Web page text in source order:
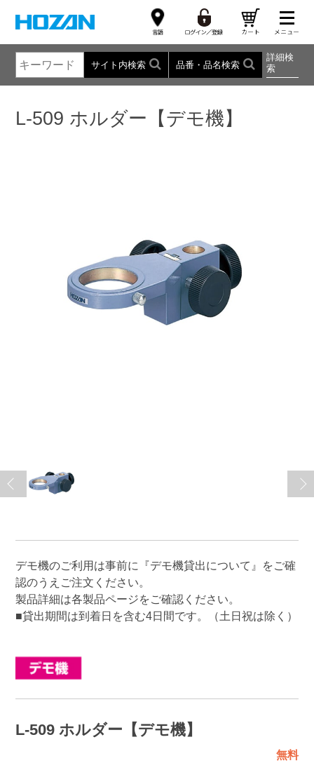
サイト内検索 品番・品名検索
詳細検
索
L-509 ホルダー【デモ機】
デモ機のご利用は事前に 『デモ機貸出について』
をご確
認のうえご注文ください。
製品詳細は各製品ページをご確認ください。
■貸出期間は到着日を含む4日間です。（土日祝は除く）
L-509 ホルダー【デモ機】
無料